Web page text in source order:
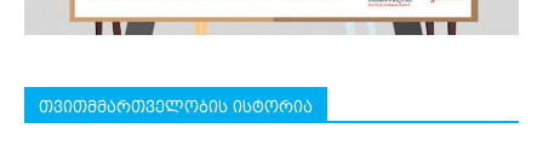
თვითმმართველობის ისტორია